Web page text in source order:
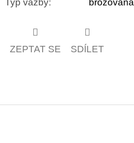
Typ vazby: brožovaná
ZEPTAT SE SDÍLET